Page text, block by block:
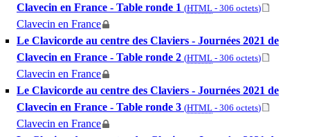
Clavecin en France - Table ronde 1 (HTML - 306 octets)
Clavecin en France
Le Clavicorde au centre des Claviers - Journées 2021 de
Clavecin en France - Table ronde 2 (HTML - 306 octets)
Clavecin en France
Le Clavicorde au centre des Claviers - Journées 2021 de
Clavecin en France - Table ronde 3 (HTML - 306 octets)
Clavecin en France